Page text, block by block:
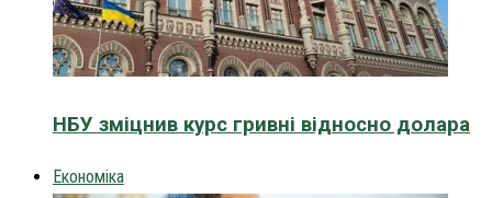
НБУ зміцнив курс гривні відносно долара
Економіка